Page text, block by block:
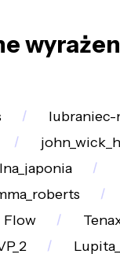
lubraniec-
Flow